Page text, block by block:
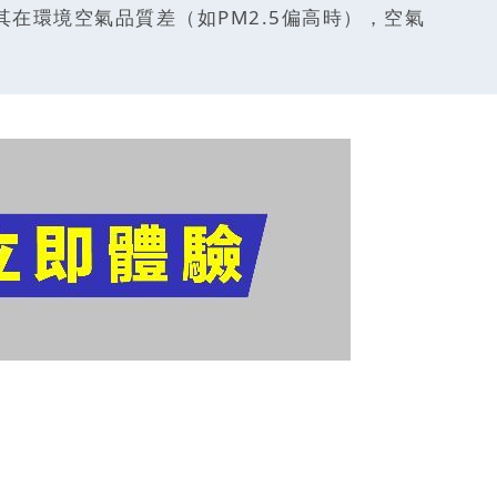
在環境空氣品質差（如PM2.5偏高時），空氣